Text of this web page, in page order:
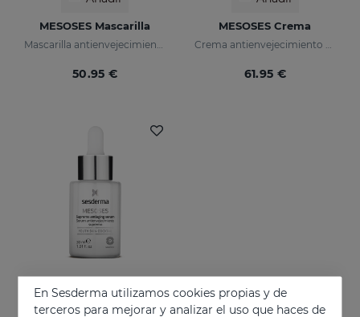
MESOSES Mascarilla
Mascarilla antienvejecimiento suprema
50.95 €
MESOSES Crema
Crema antienvejecimiento suprema
61.95 €
En Sesderma utilizamos cookies propias y de
terceros para mejorar y analizar el uso que haces de